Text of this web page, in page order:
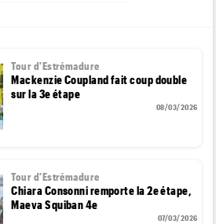
Tour d'Estrémadure
Mackenzie Coupland fait coup double
sur la 3e étape
08/03/2026
Tour d'Estrémadure
Chiara Consonni remporte la 2e étape,
Maeva Squiban 4e
07/03/2026